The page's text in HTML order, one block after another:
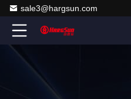
sale3@hargsun.com